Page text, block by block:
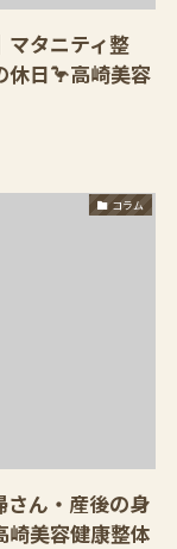
マタニティ整
休日🦩高崎美容
コラム
さん・産後の身
崎美容健康整体